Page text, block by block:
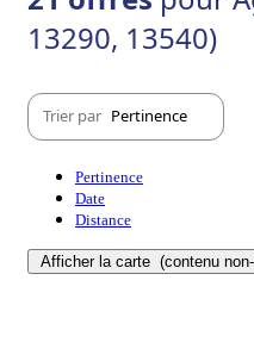
13290, 13540)
Trier par Pertinence
Pertinence
Date
Distance
Afficher la carte (contenu